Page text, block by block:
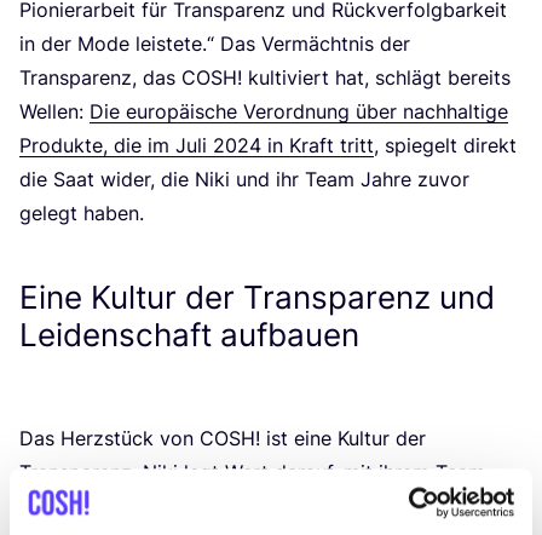
Pio­nier­ar­beit für Trans­pa­renz und Rück­ver­folg­bar­keit
in der Mode leis­te­te.“ Das Ver­mächt­nis der
Trans­pa­renz, das COSH! kul­ti­viert hat, schlägt bereits
Wel­len: Die euro­päi­sche Ver­ord­nung über nach­hal­ti­ge
Pro­duk­te, die im Juli 2024 in Kraft tritt, spie­gelt direkt
die Saat wider, die Niki und ihr Team Jah­re zuvor
gelegt haben.
Eine Kultur der Transparenz und
Leidenschaft aufbauen
Das Herz­stück von COSH! ist eine Kul­tur der
Trans­pa­renz. Niki legt Wert dar­auf, mit ihrem Team
offen über jeden Aspekt des Unter­neh­mens zu